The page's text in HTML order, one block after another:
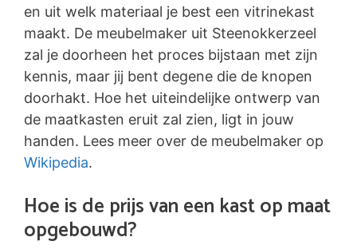
en uit welk materiaal je best een vitrinekast
maakt. De meubelmaker uit Steenokkerzeel
zal je doorheen het proces bijstaan met zijn
kennis, maar jij bent degene die de knopen
doorhakt. Hoe het uiteindelijke ontwerp van
de maatkasten eruit zal zien, ligt in jouw
handen. Lees meer over de meubelmaker op
Wikipedia.
Hoe is de prijs van een kast op maat
opgebouwd?